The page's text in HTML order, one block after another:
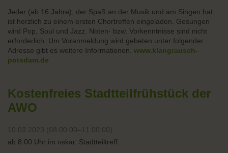
Jeder (ab 16 Jahre), der Spaß an der Musik und am Singen hat,
ist herzlich zu einem ersten Chortreffen eingeladen. Gesungen
wird Pop, Soul und Jazz. Noten- bzw. Vorkenntnisse sind nicht
erforderlich. Um Voranmeldung wird gebeten unter folgender
Adresse gibt es weitere Informationen. www.klangrausch-
potsdam.de
Kostenfreies Stadtteilfrühstück der
AWO
10.03.2023 (08:00:00–11:00:00)
ab 8:00 Uhr im oskar. Stadtteiltreff